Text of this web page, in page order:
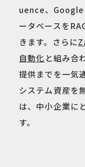
uence、
ータベースを
きます。さらに
自動化 と組み合
提供までを一気
システム資産を
は、中小企業に
す。